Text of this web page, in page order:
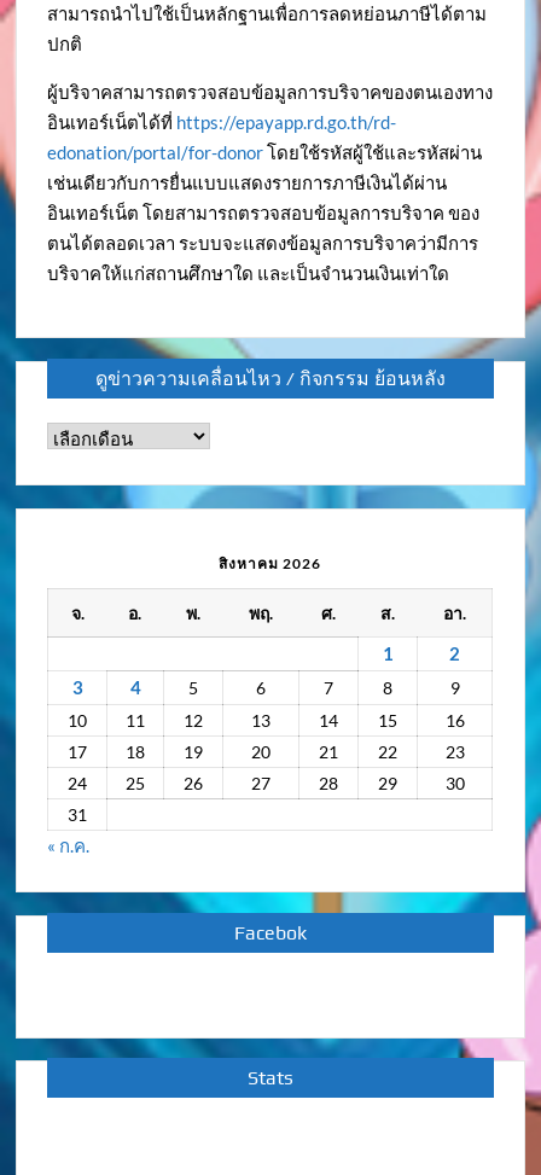
สามารถนำไปใช้เป็นหลักฐานเพื่อการลดหย่อนภาษีได้ตาม
ปกติ
ผู้บริจาคสามารถตรวจสอบข้อมูลการบริจาคของตนเองทาง
อินเทอร์เน็ตได้ที่ https://epayapp.rd.go.th/rd-
edonation/portal/for-donorโดยใช้รหัสผู้ใช้และรหัสผ่าน
เช่นเดียวกับการยื่นแบบแสดงรายการภาษีเงินได้ผ่าน
อินเทอร์เน็ต โดยสามารถตรวจสอบข้อมูลการบริจาค ของ
ตนได้ตลอดเวลา ระบบจะแสดงข้อมูลการบริจาคว่ามีการ
บริจาคให้แก่สถานศึกษาใด และเป็นจำนวนเงินเท่าใด
ดูข่าวความเคลื่อนไหว / กิจกรรม ย้อนหลัง
ดู
กิจกรรม
ย้อน
สิงหาคม 2026
จ. อ. พ. พฤ. ศ. ส. อา.
1
2
3
4 5 6 7 8
9
10
11 12 13 14 15
16
17
18 19 20 21 22
23
24
25 26 27 28 29
30
31
« ก.ค.
Facebok
Stats